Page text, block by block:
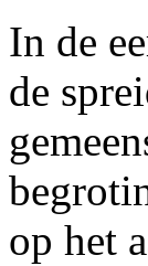
In de
de
op het